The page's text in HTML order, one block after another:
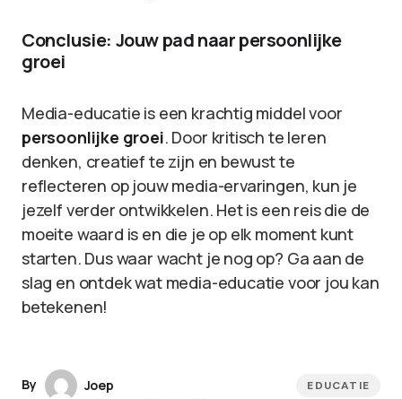
Conclusie: Jouw pad naar persoonlijke
groei
Media-educatie is een krachtig middel voor
persoonlijke groei. Door kritisch te leren
denken, creatief te zijn en bewust te
reflecteren op jouw media-ervaringen, kun je
jezelf verder ontwikkelen. Het is een reis die de
moeite waard is en die je op elk moment kunt
starten. Dus waar wacht je nog op? Ga aan de
slag en ontdek wat media-educatie voor jou kan
betekenen!
By
Joep
EDUCATIE